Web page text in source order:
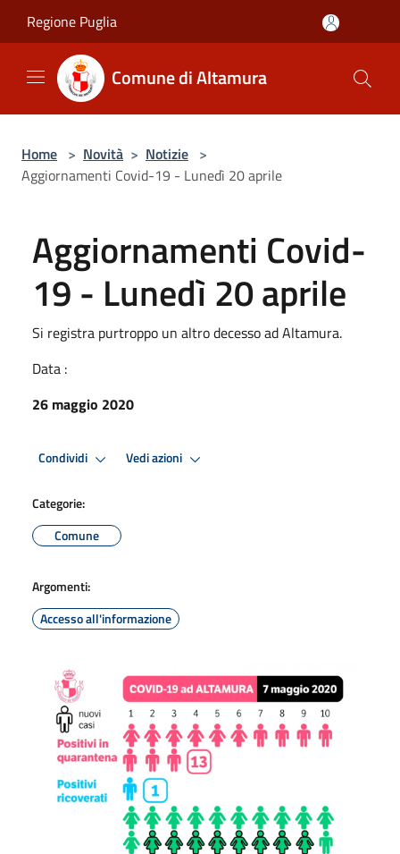
Regione Puglia
Comune di Altamura
Home > Novità > Notizie >
Aggiornamenti Covid-19 - Lunedì 20 aprile
Aggiornamenti Covid-
19 - Lunedì 20 aprile
Si registra purtroppo un altro decesso ad Altamura.
Data :
26 maggio 2020
Condividi Vedi azioni
Categorie:
Comune
Argomenti:
Accesso all'informazione